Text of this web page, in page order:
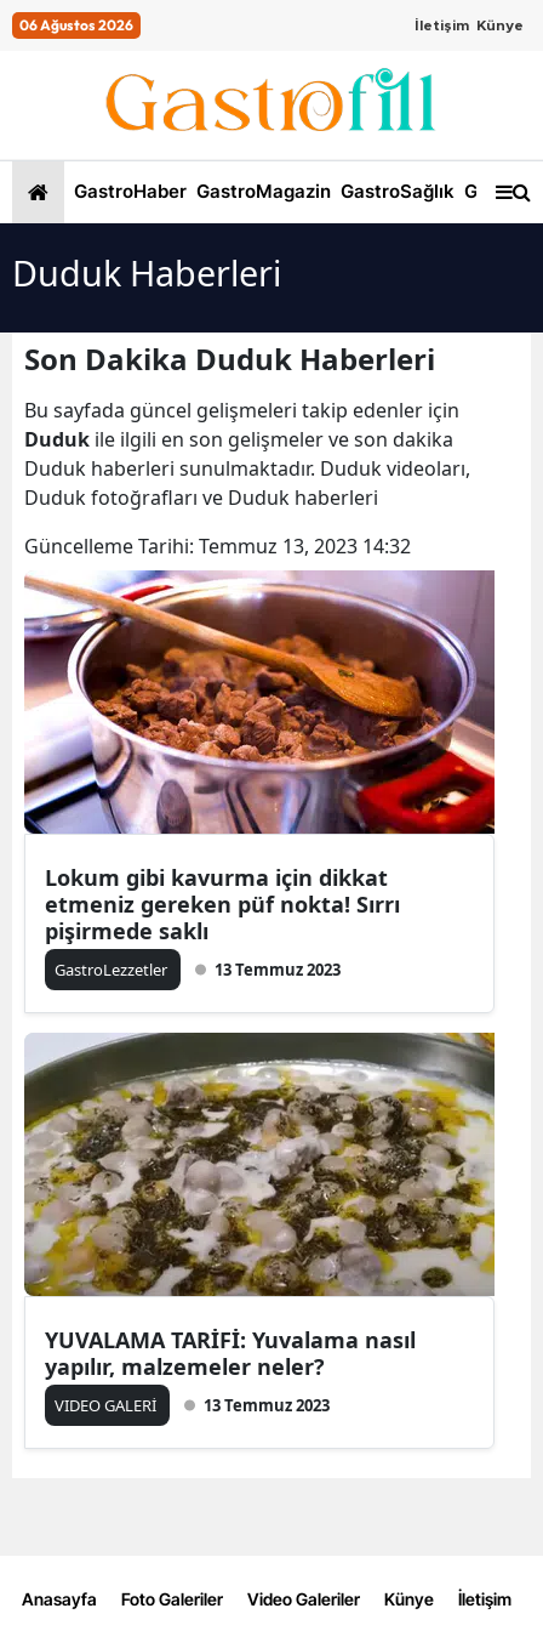
06 Ağustos 2026 İletişim Künye
GastroHaber GastroMagazin GastroSağlık
Duduk Haberleri
Son Dakika Duduk Haberleri
Bu sayfada güncel gelişmeleri takip edenler için
Duduk ile ilgili en son gelişmeler ve son dakika
Duduk haberleri sunulmaktadır. Duduk videoları,
Duduk fotoğrafları ve Duduk haberleri
Güncelleme Tarihi: Temmuz 13, 2023 14:32
Lokum gibi kavurma için dikkat
etmeniz gereken püf nokta! Sırrı
pişirmede saklı
GastroLezzetler 13 Temmuz 2023
YUVALAMA TARİFİ: Yuvalama nasıl
yapılır, malzemeler neler?
VIDEO GALERİ 13 Temmuz 2023
Anasayfa Foto Galeriler Video Galeriler Künye İletişim